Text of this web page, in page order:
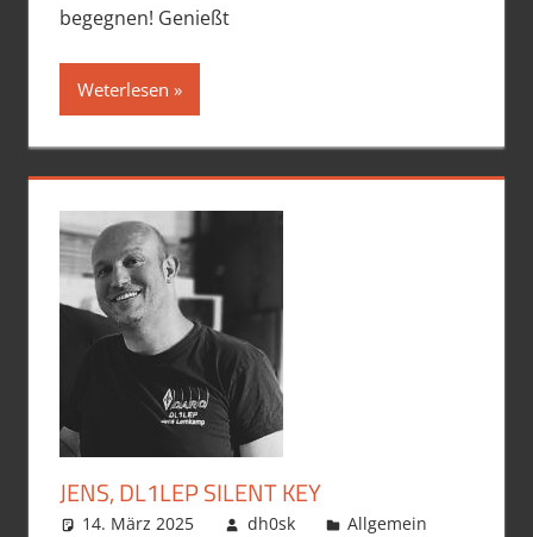
begegnen! Genießt
Weterlesen
JENS, DL1LEP SILENT KEY
14. März 2025 dh0sk
Allgemein